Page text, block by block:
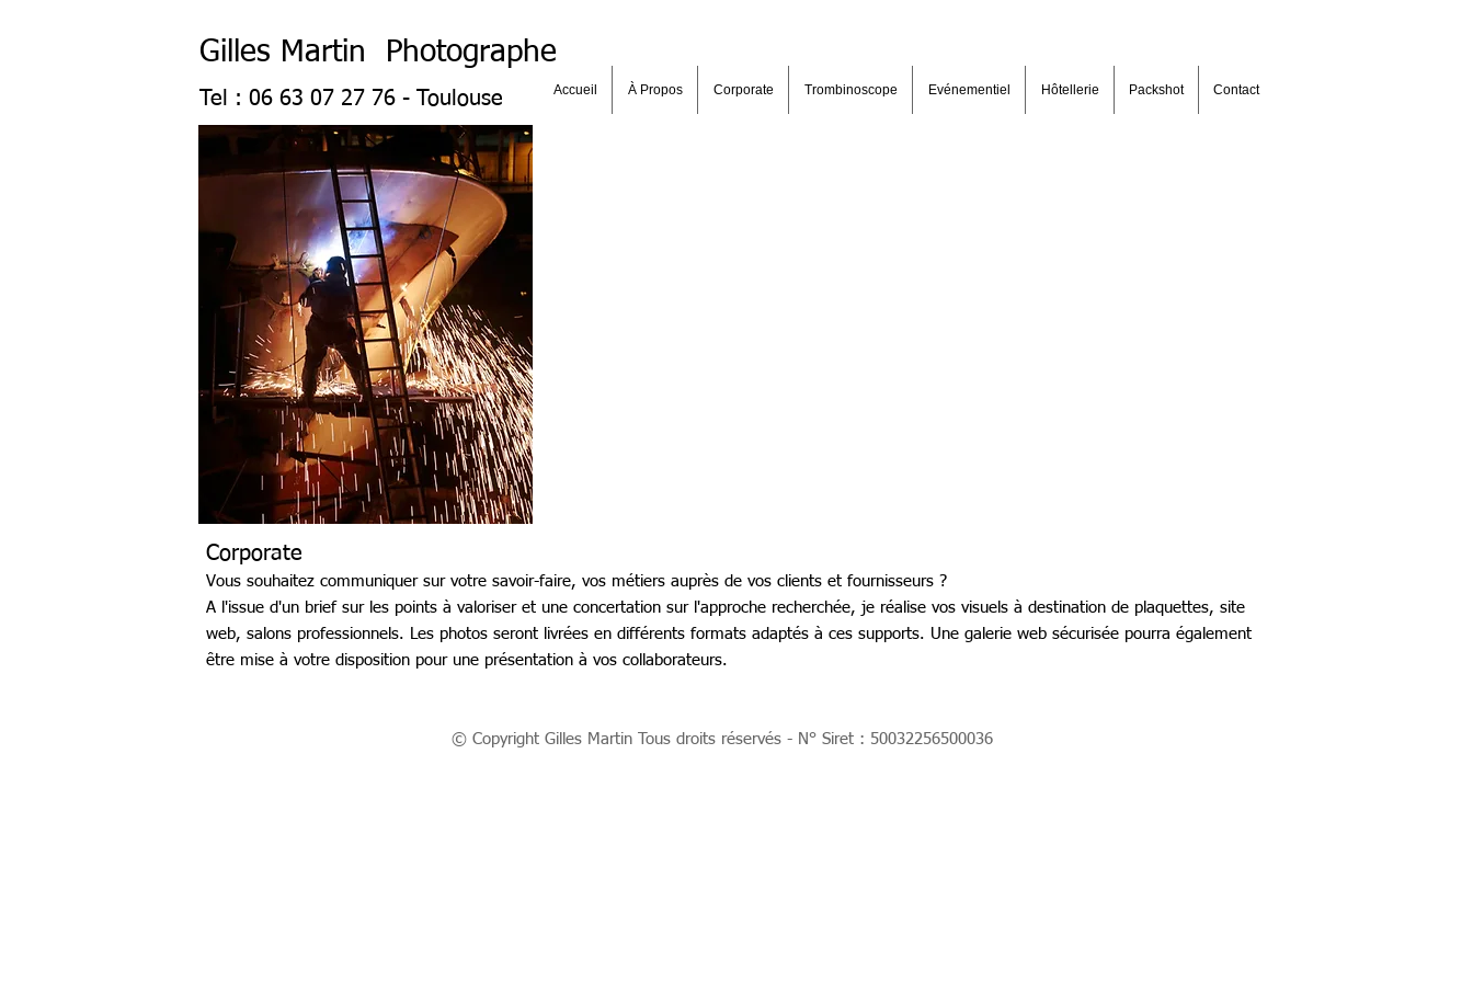
Gilles Martin Photographe
Tel : 06 63 07 27 76 - Toulouse Accueil À Propos Corporate Trombinoscope Evénementiel Hôtellerie Packshot Contact
Corporate
Vous souhaitez communiquer sur votre savoir-faire, vos métiers auprès de vos clients et fournisseurs ?
A l'issue d'un brief sur les points à valoriser et une concertation sur l'approche recherchée, je réalise vos visuels à destination de plaquettes, site
web, salons professionnels. Les photos seront livrées en différents formats adaptés à ces supports. Une galerie web sécurisée pourra également
être mise à votre disposition pour une présentation à vos collaborateurs.
© Copyright Gilles Martin Tous droits réservés - N° Siret : 50032256500036